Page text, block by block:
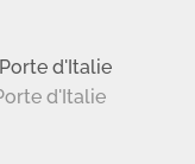
d'Italie
d'Italie